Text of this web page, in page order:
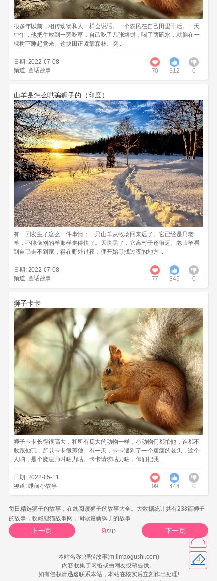
很多年以前，相传动物和人一样会说话。一个农民在自己田里干活。一天
中午，他把牛放到一旁吃草，自己吃了几张烙饼，喝了两碗水，就躺在一
棵树下睡起觉来。这块田正紧靠森林。突 ..
日期: 2022-07-08
频道: 童话故事 70 312 0
山羊是怎么哄骗狮子的（印度）
有一回发生了这么一件事情：一只山羊从牧场回来迟了。它已经是只老
羊，不能像别的羊那样走得快了。天快黑了，它离村子还很远。老山羊看
到自己走不到家，得在野外过夜，便开始寻找过夜的地方 ..
日期: 2022-07-08
频道: 童话故事 77 345 0
狮子卡卡
狮子卡卡长得很高大，和所有庞大的动物一样，小动物们都怕他，谁都不
敢跟他玩，所以卡卡很孤独。有一天，卡卡遇到了一个瘦瘦的老头，这个
人呐，是个魔法师叫咕力咕。卡卡请求咕力咕，你们把我 ..
日期: 2022-05-11
频道: 睡前小故事 99 444 0
每日精选狮子的故事，在线阅读狮子的故事大全。大数据统计共有238篇狮子
的故事，收藏狸猫故事网，阅读最新狮子的故事
上一页 9/20 下一页
本站名称: 狸猫故事(m.limaogushi.com)
内容收集于网络或由网友投稿提供。
如有侵权请迅速联系本站，本站在核实后立刻作出处理!